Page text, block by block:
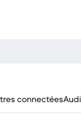
connectées